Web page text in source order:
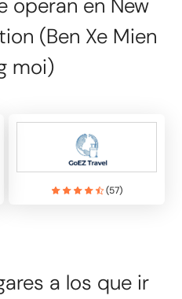
operan en New
(Ben Xe Mien
moi)
(57)
a los que ir